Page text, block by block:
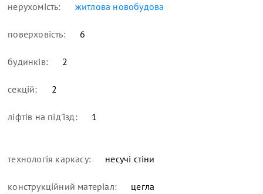
нерухомість: житлова новобудова
поверховість: 6
будинків: 2
секцій: 2
ліфтів на під'їзд: 1
технологія каркасу: несучі стіни
конструкційний матеріал: цегла